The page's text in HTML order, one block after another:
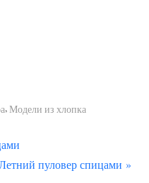
,Модели из хлопка
С
пуловер спицами